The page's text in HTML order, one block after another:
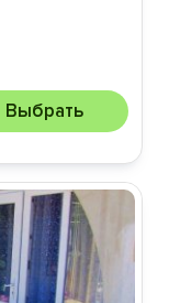
Выбрать